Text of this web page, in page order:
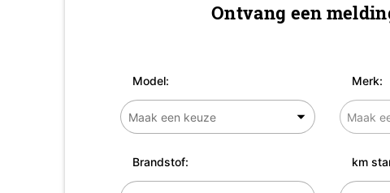
Ontvang een
Model: Merk:
Brandstof: km